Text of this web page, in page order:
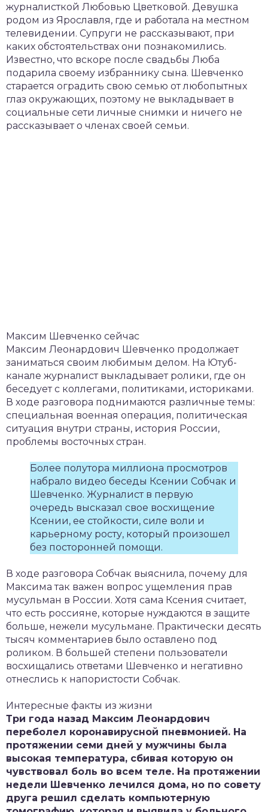
журналисткой Любовью Цветковой. Девушка
родом из Ярославля, где и работала на местном
телевидении. Супруги не рассказывают, при
каких обстоятельствах они познакомились.
Известно, что вскоре после свадьбы Люба
подарила своему избраннику сына. Шевченко
старается оградить свою семью от любопытных
глаз окружающих, поэтому не выкладывает в
социальные сети личные снимки и ничего не
рассказывает о членах своей семьи.
Максим Шевченко сейчас
Максим Леонардович Шевченко продолжает
заниматься своим любимым делом. На Ютуб-
канале журналист выкладывает ролики, где он
беседует с коллегами, политиками, историками.
В ходе разговора поднимаются различные темы:
специальная военная операция, политическая
ситуация внутри страны, история России,
проблемы восточных стран.
Более полутора миллиона просмотров
набрало видео беседы Ксении Собчак и
Шевченко. Журналист в первую
очередь высказал свое восхищение
Ксении, ее стойкости, силе воли и
карьерному росту, который произошел
без посторонней помощи.
В ходе разговора Собчак выяснила, почему для
Максима так важен вопрос ущемления прав
мусульман в России. Хотя сама Ксения считает,
что есть россияне, которые нуждаются в защите
больше, нежели мусульмане. Практически десять
тысяч комментариев было оставлено под
роликом. В большей степени пользователи
восхищались ответами Шевченко и негативно
отнеслись к напористости Собчак.
Интересные факты из жизни
Три года назад Максим Леонардович
переболел коронавирусной пневмонией. На
протяжении семи дней у мужчины была
высокая температура, сбивая которую он
чувствовал боль во всем теле. На протяжении
недели Шевченко лечился дома, но по совету
друга решил сделать компьютерную